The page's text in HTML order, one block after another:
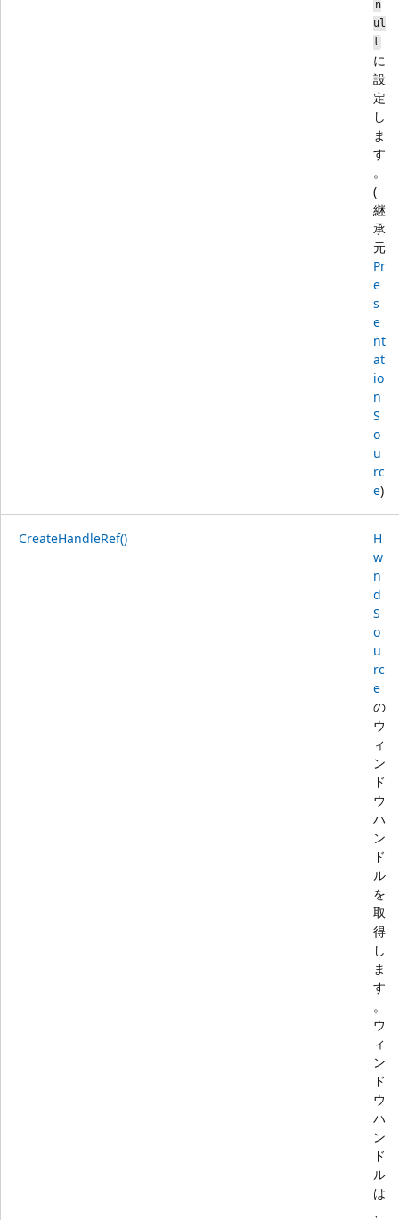
n
ul
l
に
設
定
し
ま
す
。
(
継
承
元
Pr
e
s
e
nt
at
io
n
S
o
u
rc
e)
CreateHandleRef()
H
w
n
d
S
o
u
rc
e
の
ウ
ィ
ン
ド
ウ
ハ
ン
ド
ル
を
取
得
し
ま
す
。
ウ
ィ
ン
ド
ウ
ハ
ン
ド
ル
は